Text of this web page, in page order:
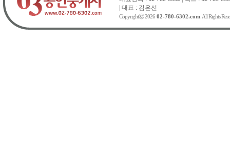
| 대표 : 김은선
Copyrightⓒ 2026 02-780-6302.com. All Rights